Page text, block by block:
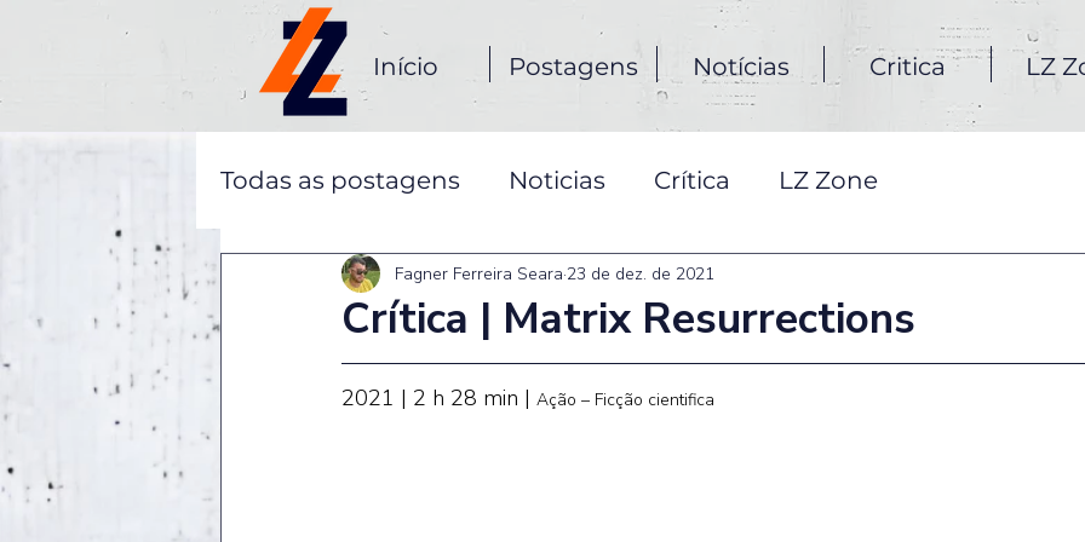
Início Postagens Notícias Critica LZ
Todas as postagens Noticias Crítica LZ Zone
Crítica | Matrix Resurrections
Fagner Ferreira Seara 23 de dez. de 2021
2021 | 2 h 28 min | Ação – Ficção cientifica